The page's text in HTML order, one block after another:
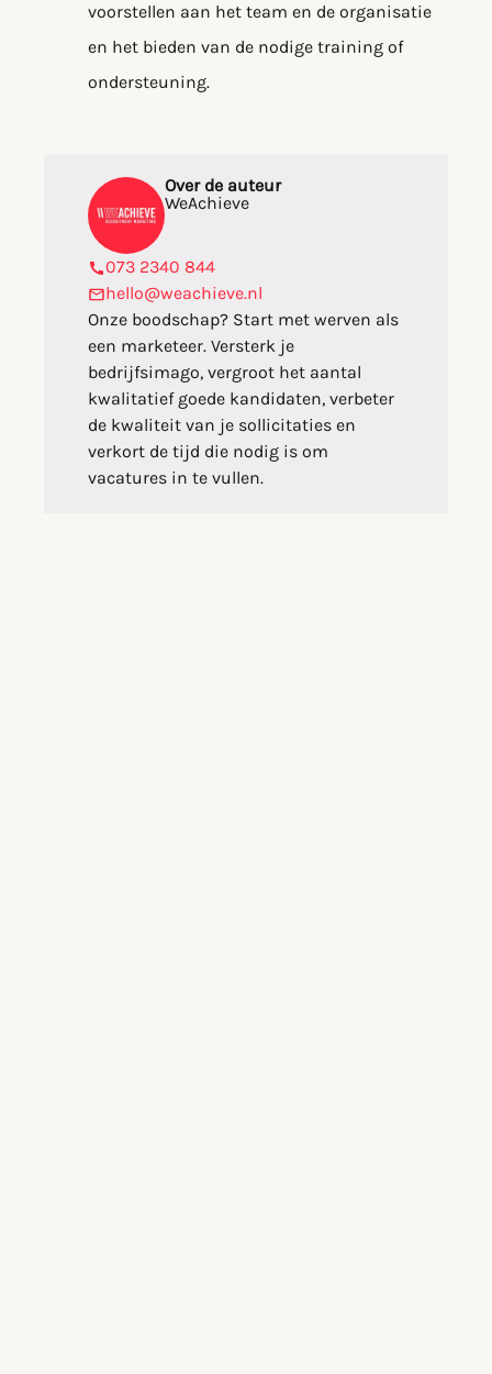
voorstellen aan het team en de organisatie
en het bieden van de nodige training of
ondersteuning.
Over de auteur
WeAchieve
073 2340 844
hello@weachieve.nl
Onze boodschap? Start met werven als
een marketeer. Versterk je
bedrijfsimago, vergroot het aantal
kwalitatief goede kandidaten, verbeter
de kwaliteit van je sollicitaties en
verkort de tijd die nodig is om
vacatures in te vullen.